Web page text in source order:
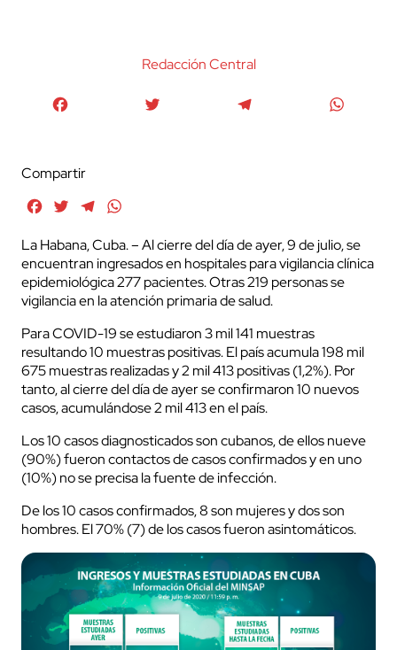
Redacción Central
Compartir
FacebookTwitterTelegram
La Habana, Cuba. – Al cierre del día de ayer, 9 de julio, se
encuentran ingresados en hospitales para vigilancia clínica
epidemiológica 277 pacientes. Otras 219 personas se
vigilancia en la atención primaria de salud.
Para COVID-19 se estudiaron 3 mil 141 muestras
resultando 10 muestras positivas. El país acumula 198 mil
675 muestras realizadas y 2 mil 413 positivas (1,2%). Por
tanto, al cierre del día de ayer se confirmaron 10 nuevos
casos, acumulándose 2 mil 413 en el país.
Los 10 casos diagnosticados son cubanos, de ellos nueve
(90%) fueron contactos de casos confirmados y en uno
(10%) no se precisa la fuente de infección.
De los 10 casos confirmados, 8 son mujeres y dos son
hombres. El 70% (7) de los casos fueron asintomáticos.